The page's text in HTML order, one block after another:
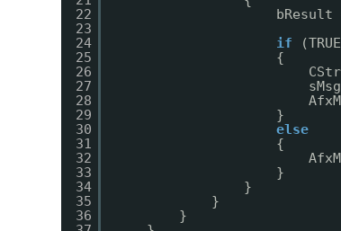
22
23
24
25
26
27
28
29
30
31
32
33
34
35
36
bResult
if
{
}
else
{
}
}
}
}